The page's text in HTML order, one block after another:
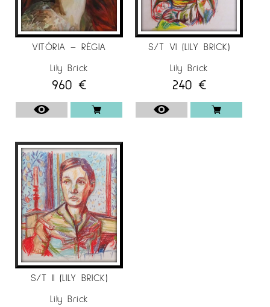
VITÓRIA – RÈGIA
Lily Brick
960 €
S/T II (LILY BRICK)
Lily Brick
S/T VI (LILY BRICK)
Lily Brick
240 €